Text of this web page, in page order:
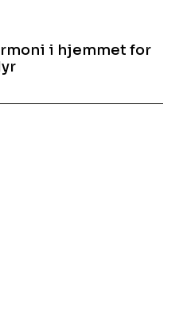
i hjemmet for